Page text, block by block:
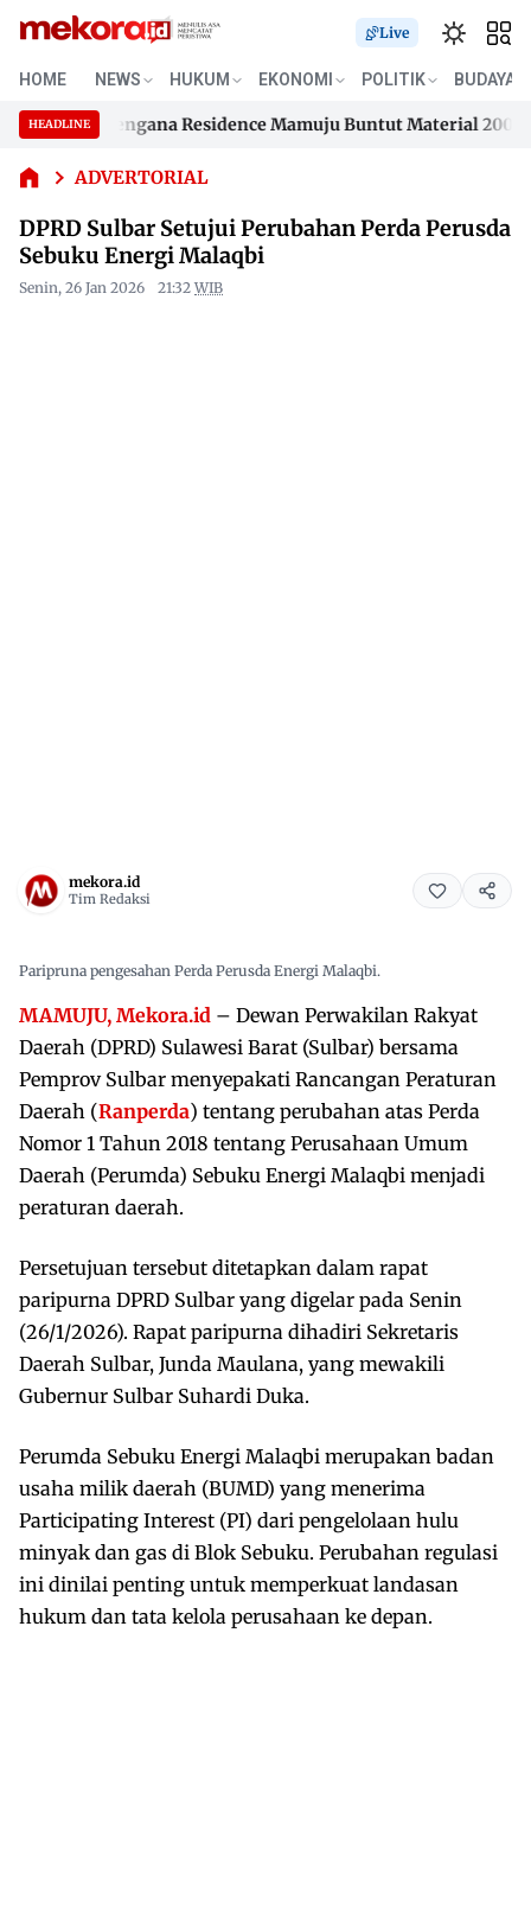
Live
HOME NEWS HUKUM EKONOMI POLITIK BUDAYA
HEADLINE
Samusengana Residence Mamuju Buntut Material 200 Juta
Samusengana Residence Mamuju Buntut Material 200 Juta
ADVERTORIAL
DPRD
Setujui
Perda
Sebuku
Energi
DPRD Sulbar Setujui Perubahan Perda Perusda
Sebuku Energi Malaqbi
Senin, 26 Jan 2026 21:32 WIB
mekora.id
Tim Redaksi
Paripruna pengesahan Perda Perusda Energi Malaqbi.
MAMUJU, Mekora.id – Dewan Perwakilan Rakyat
Daerah (DPRD) Sulawesi Barat (Sulbar) bersama
Pemprov Sulbar menyepakati Rancangan Peraturan
Daerah (Ranperda) tentang perubahan atas Perda
Nomor 1 Tahun 2018 tentang Perusahaan Umum
Daerah (Perumda) Sebuku Energi Malaqbi menjadi
peraturan daerah.
Persetujuan tersebut ditetapkan dalam rapat
paripurna DPRD Sulbar yang digelar pada Senin
(26/1/2026). Rapat paripurna dihadiri Sekretaris
Daerah Sulbar, Junda Maulana, yang mewakili
Gubernur Sulbar Suhardi Duka.
Perumda Sebuku Energi Malaqbi merupakan badan
usaha milik daerah (BUMD) yang menerima
Participating Interest (PI) dari pengelolaan hulu
minyak dan gas di Blok Sebuku. Perubahan regulasi
ini dinilai penting untuk memperkuat landasan
hukum dan tata kelola perusahaan ke depan.